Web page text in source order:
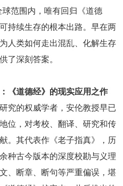
范围内，唯有回归《道德
持续生存的根本出路。早在两
人类如何走出混乱、化解生存
了深刻答案。
： 《道德经》 的现实应用之作
的权威学者，安伦教授早已
位，对考校、翻译、研究和传
。其代表作《老子指真》，历
种古今版本的深度校勘与义理
、断章、断句等严重偏误，堪